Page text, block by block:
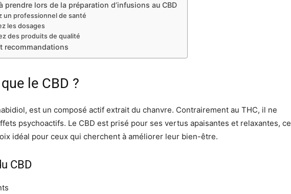
prendre lors de la préparation d’infusions au CBD
un professionnel de santé
les dosages
des produits de qualité
recommandations
le CBD ?
est un composé actif extrait du chanvre. Contrairement au THC, il ne
psychoactifs. Le CBD est prisé pour ses vertus apaisantes et relaxantes, ce
idéal pour ceux qui cherchent à améliorer leur bien-être.
CBD